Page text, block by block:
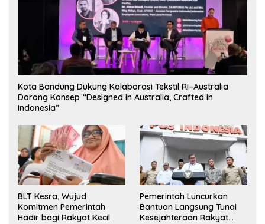
Kota Bandung Dukung Kolaborasi Tekstil RI–Australia
Dorong Konsep “Designed in Australia, Crafted in
Indonesia”
BLT Kesra, Wujud
Komitmen Pemerintah
Hadir bagi Rakyat Kecil
Pemerintah Luncurkan
Bantuan Langsung Tunai
Kesejahteraan Rakyat